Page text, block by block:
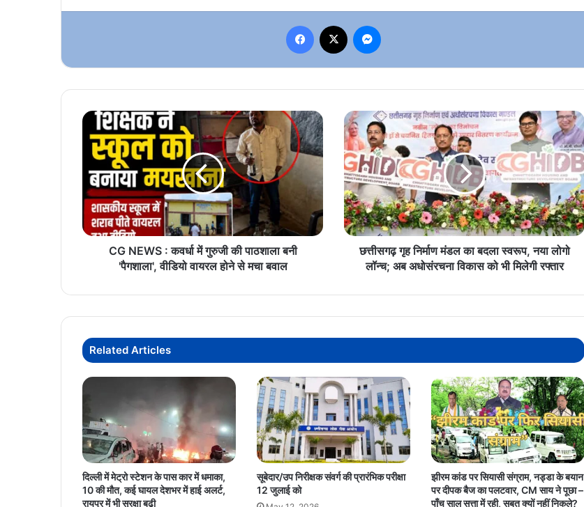
Facebook
CG
NEWS
कवर्धा
गुरुजी
पाठशाला
बनी
'पैगशाला',
होने
बवाल
CG NEWS : कवर्धा में गुरुजी की पाठशाला बनी
'पैगशाला', वीडियो वायरल होने से मचा बवाल
छत्तीसगढ़
गृह
निर्माण
मंडल
का
बदला
स्वरूप,
नया
लोगो
लॉन्च;
विकास
मिलेगी
छत्तीसगढ़ गृह निर्माण मंडल का बदला स्वरूप, नया लोगो
लॉन्च; अब अधोसंरचना विकास को भी मिलेगी रफ्तार
Related Articles
दिल्ली में मेट्रो स्टेशन के पास कार में धमाका,
10 की मौत, कई घायल देशभर में हाई अलर्ट,
रायपुर में भी सुरक्षा बढ़ी
सूबेदार/उप निरीक्षक संवर्ग की प्रारंभिक परीक्षा
12 जुलाई को
झीरम कांड पर सियासी संग्राम, नड्डा के बयान
पर दीपक बैज का पलटवार, CM साय ने पूछा –
पाँच साल सत्ता में रही, सबूत क्यों नहीं निकले?